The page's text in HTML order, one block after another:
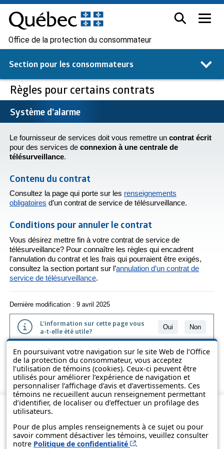
En poursuivant votre navigation sur le site Web de l’Office
de la protection du consommateur, vous acceptez
l’utilisation de témoins (cookies). Ceux-ci peuvent être
utilisés pour améliorer l’expérience de navigation et
personnaliser l’affichage d’avis et d’avertissements. Ces
témoins ne recueillent aucun renseignement permettant
d’identifier, de localiser ou d’effectuer un profilage des
utilisateurs.
Pour de plus amples renseignements à ce sujet ou pour
savoir comment désactiver les témoins, veuillez consulter
notre Politique de confidentialité Cet hyperlien s’ouvrira
.
Office de la protection du consommateur
Section pour les consommateurs
Règles pour certains contrats
Système d’alarme
Le fournisseur de services doit vous remettre un contrat écrit
pour des services de connexion à une centrale de
télésurveillance.
Contenu du contrat
Consultez la page qui porte sur les renseignements
obligatoires d’un contrat de service de télésurveillance.
Conditions pour annuler le contrat
Vous désirez mettre fin à votre contrat de service de
télésurveillance? Pour connaître les règles qui encadrent
l’annulation du contrat et les frais qui pourraient être exigés,
consultez la section portant sur l’annulation d’un contrat de
service de télésurveillance.
Dernière modification : 9 avril 2025
L'information sur cette page vous
a-t-elle été utile?
Oui Non
L'information présentée dans cette page a été vulgarisée pour en
favoriser la compréhension. Elle ne remplace pas les textes des lois
et des règlements.